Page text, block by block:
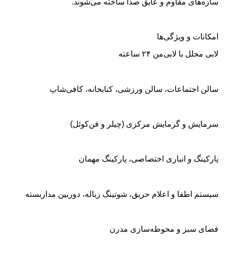
امکانات و ویژگی‌ها
لابی مجلل با لابی‌من ۲۴ ساعته
سالن اجتماعات، سالن ورزشی، کتابخانه، کافی‌شاپ
سرمایش و گرمایش مرکزی (چیلر و فن‌کوئل)
پارکینگ و انباری اختصاصی، پارکینگ مهمان
سیستم اطفا و اعلام حریق، شوتینگ زباله، دوربین مداربسته
فضای سبز و محوطه‌سازی مدرن